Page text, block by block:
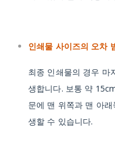
인쇄물 사이즈의 오차
최종 인쇄물의 경우
생합니다. 보통 약
문에 맨 위쪽과 맨 아
생할 수 있습니다.